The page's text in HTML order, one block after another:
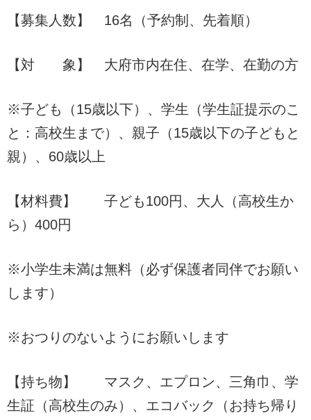
【募集人数】 16名（予約制、先着順）
【対 象】 大府市内在住、在学、在勤の方
※子ども（15歳以下）、学生（学生証提示のこ
と：高校生まで）、親子（15歳以下の子どもと
親）、60歳以上
【材料費】 子ども100円、大人（高校生か
ら）400円
※小学生未満は無料（必ず保護者同伴でお願い
します）
※おつりのないようにお願いします
【持ち物】 マスク、エプロン、三角巾、学
生証（高校生のみ）、エコバック（お持ち帰り